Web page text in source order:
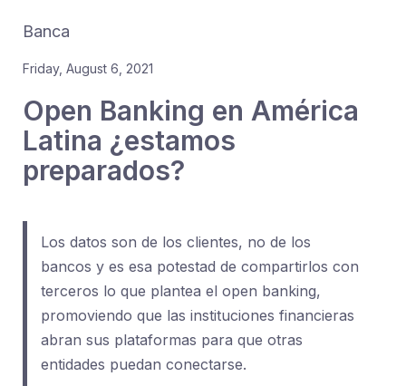
Banca
Friday, August 6, 2021
Open Banking en América
Latina ¿estamos
preparados?
Los datos son de los clientes, no de los
bancos y es esa potestad de compartirlos con
terceros lo que plantea el open banking,
promoviendo que las instituciones financieras
abran sus plataformas para que otras
entidades puedan conectarse.